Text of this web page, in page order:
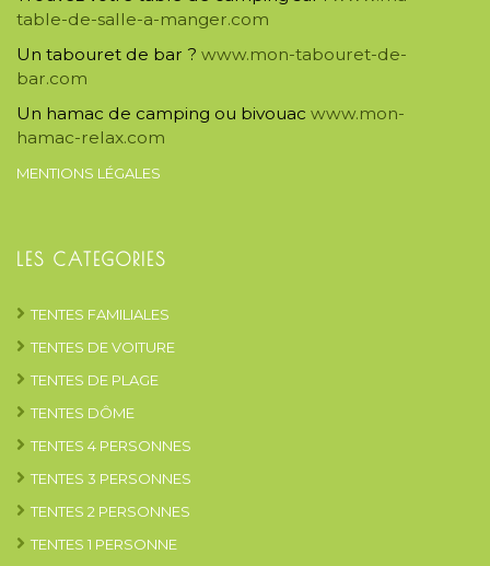
table-de-salle-a-manger.com
Un tabouret de bar ? www.mon-tabouret-de-
bar.com
Un hamac de camping ou bivouac www.mon-
hamac-relax.com
MENTIONS LÉGALES
LES CATEGORIES
TENTES FAMILIALES
TENTES DE VOITURE
TENTES DE PLAGE
TENTES DÔME
TENTES 4 PERSONNES
TENTES 3 PERSONNES
TENTES 2 PERSONNES
TENTES 1 PERSONNE